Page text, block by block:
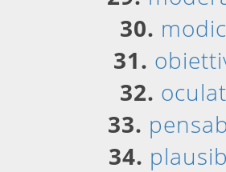
30.
31.
32.
33.
34.